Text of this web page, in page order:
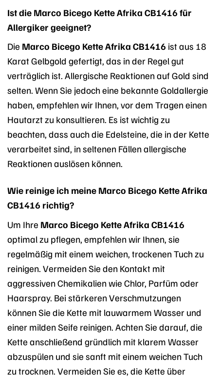
Ist die Marco Bicego Kette Afrika CB1416 für
Allergiker geeignet?
Die Marco Bicego Kette Afrika CB1416 ist aus 18
Karat Gelbgold gefertigt, das in der Regel gut
verträglich ist. Allergische Reaktionen auf Gold sind
selten. Wenn Sie jedoch eine bekannte Goldallergie
haben, empfehlen wir Ihnen, vor dem Tragen einen
Hautarzt zu konsultieren. Es ist wichtig zu
beachten, dass auch die Edelsteine, die in der Kette
verarbeitet sind, in seltenen Fällen allergische
Reaktionen auslösen können.
Wie reinige ich meine Marco Bicego Kette Afrika
CB1416 richtig?
Um Ihre Marco Bicego Kette Afrika CB1416
optimal zu pflegen, empfehlen wir Ihnen, sie
regelmäßig mit einem weichen, trockenen Tuch zu
reinigen. Vermeiden Sie den Kontakt mit
aggressiven Chemikalien wie Chlor, Parfüm oder
Haarspray. Bei stärkeren Verschmutzungen
können Sie die Kette mit lauwarmem Wasser und
einer milden Seife reinigen. Achten Sie darauf, die
Kette anschließend gründlich mit klarem Wasser
abzuspülen und sie sanft mit einem weichen Tuch
zu trocknen. Vermeiden Sie es, die Kette über